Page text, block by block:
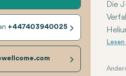
Die
+447403940025